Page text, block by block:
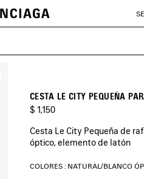
FAVORITOSCESTA LE CITY PEQUEÑA
$ 1,150
Cesta Le City Pequeña de
óptico, elemento de latón
COLORES : NATURAL/BLANCO